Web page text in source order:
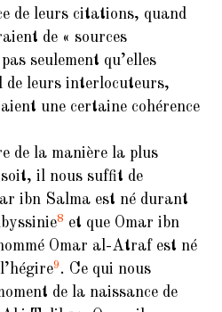
de leurs citations, quand
de « sources
seulement qu’elles
de leurs interlocuteurs,
une certaine cohérence
de la manière la plus
soit, il nous suffit de
ibn Salma est né durant
8 et que Omar ibn
Omar al-Atraf est né
9 . Ce qui nous
de la naissance de